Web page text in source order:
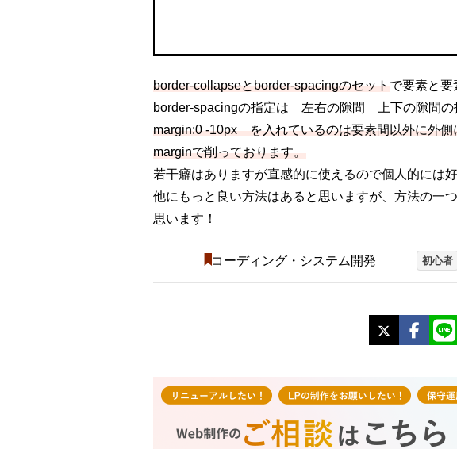
border-collapseとborder-spacingのセットで要素と要
border-spacingの指定は 左右の隙間 上下の隙間の
margin:0 -10px を入れているのは要素間以外に外側
marginで削っております。
若干癖はありますが直感的に使えるので個人的には好
他にもっと良い方法はあると思いますが、方法の一
思います！
コーディング・システム開発 初心者